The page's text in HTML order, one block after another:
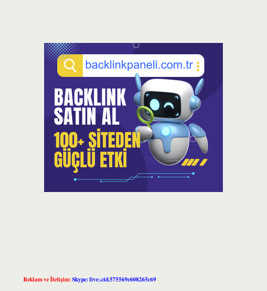
Reklam ve İletişim:Skype: live:.cid.575569c608265c69